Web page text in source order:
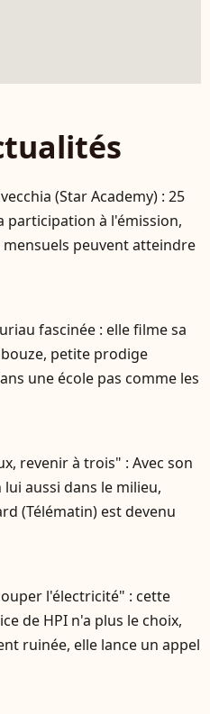
(Star Academy) : 25
participation à l'émission,
mensuels peuvent atteindre
fascinée : elle filme sa
petite prodige
une école pas comme les
revenir à trois" : Avec son
aussi dans le milieu,
(Télématin) est devenu
l'électricité" : cette
de HPI n'a plus le choix,
ruinée, elle lance un appel